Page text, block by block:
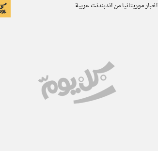
اخبار موريتانيا من اندبندنت عربية